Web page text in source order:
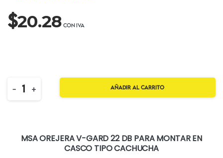
$20.28
Quantity
- + Añadir al carrito
MSA OREJERA V-GARD 22 DB PARA MONTAR EN
CASCO TIPO CACHUCHA